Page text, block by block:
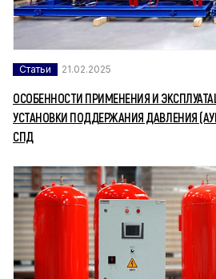
Статьи 21.02.2025
ОСОБЕННОСТИ ПРИМЕНЕНИЯ И
УСТАНОВКИ ПОДДЕРЖАНИЯ ДАВЛЕНИЯ
СПД